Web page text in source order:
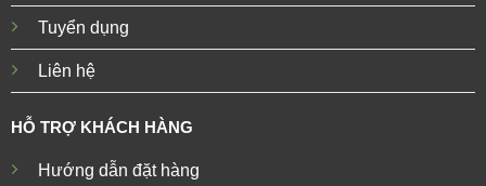
Tuyển dụng
Liên hệ
HỖ TRỢ KHÁCH HÀNG
Hướng dẫn đặt hàng